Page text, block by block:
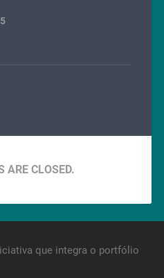
ARE CLOSED.
que integra o portfólio